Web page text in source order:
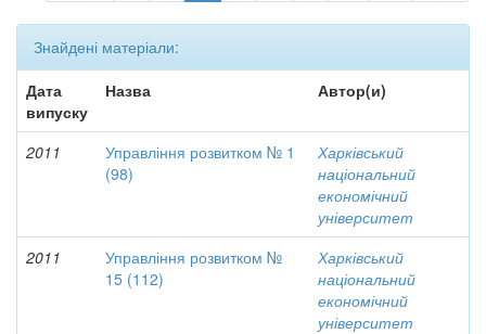
Знайдені матеріали:
Дата
випуску
Назва Автор(и)
2011
Управління розвитком № 1
(98)
Харківський
національний
економічний
університет
2011
Управління розвитком №
15 (112)
Харківський
національний
економічний
університет